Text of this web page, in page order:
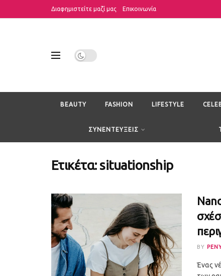
Διαφημιστείτε μαζί μας Επικοινωνία
BEAUTY FASHION LIFESTYLE
ΣΥΝΕΝΤΕΥΞΕΙΣ
Ετικέτα:situationship
BY
Ένας